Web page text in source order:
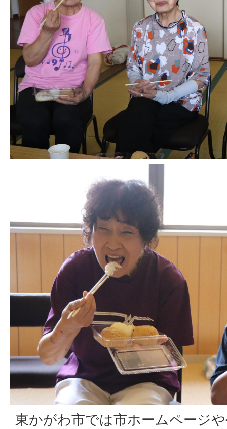
東かがわ市では市ホームページ